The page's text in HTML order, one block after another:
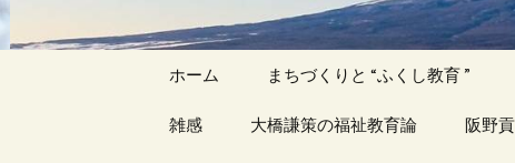
ホーム まちづくりと “ふくし教育 ”
雑感 大橋謙策の福祉教育論 阪野